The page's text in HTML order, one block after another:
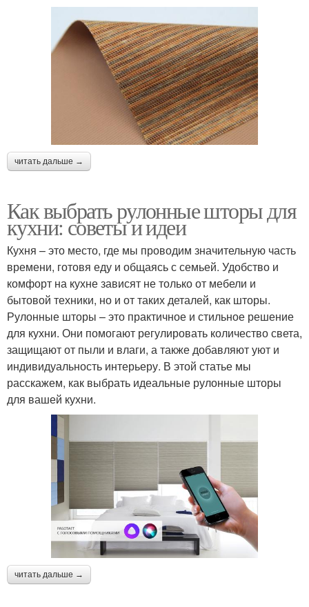
читать дальше →
Как выбрать рулонные шторы для
кухни: советы и идеи
Кухня – это место, где мы проводим значительную часть
времени, готовя еду и общаясь с семьей. Удобство и
комфорт на кухне зависят не только от мебели и
бытовой техники, но и от таких деталей, как шторы.
Рулонные шторы – это практичное и стильное решение
для кухни. Они помогают регулировать количество света,
защищают от пыли и влаги, а также добавляют уют и
индивидуальность интерьеру. В этой статье мы
расскажем, как выбрать идеальные рулонные шторы
для вашей кухни.
читать дальше →